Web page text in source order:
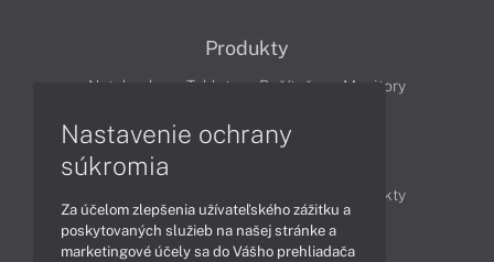
Produkty
Notebooky Tablety Počítače Monitory
Produkty
Technológie
Videá
Nastavenie ochrany
súkromia
Za účelom zlepšenia užívateľského zážitku a
poskytovaných služieb na našej stránke a
marketingové účely sa do Vášho prehliadača